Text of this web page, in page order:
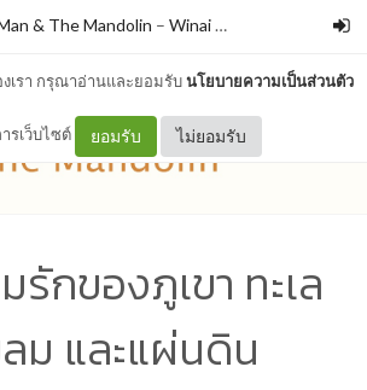
เรา กรุณาอ่านและยอมรับนโยบายความเป็นส่วนตัว
รเว็บไซต์ ยอมรับ ไม่ยอมรับ
& The Mandolin – Winai Chaichana
รักของภูเขา ทะเล
ม และแผ่นดิน